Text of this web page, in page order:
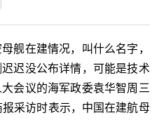
舰在建情况，叫什么名字，
迟没公布详情，可能是技术
会议的海军政委袁华智周三
报采访时表示，中国在建航母